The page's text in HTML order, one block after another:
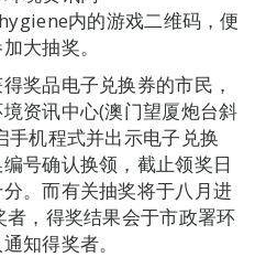
内的游戏二维码，便
大抽奖。
奖品电子兑换券的市民，
资讯中心(澳门望厦炮台斜
手机程式并出示电子兑换
号确认换领，截止领奖日
。而有关抽奖将于八月进
，得奖结果会于市政署环
知得奖者。